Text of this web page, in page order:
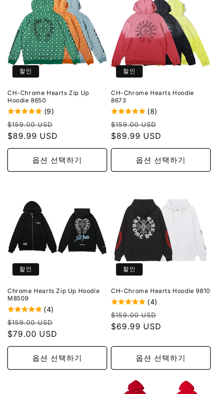
할인
CH-Chrome Hearts Zip Up
Hoodie 8650
(9)
정
가
$159.00 USD
가
$89.99 USD
옵션 선택하기
할인
CH-Chrome Hearts Hoodie
8673
(8)
정
가
$159.00 USD
가
$89.99 USD
옵션 선택하기
할인
Chrome Hearts Zip Up Hoodie
M8509
(4)
정
가
$159.00 USD
가
$79.00 USD
옵션 선택하기
할인
CH-Chrome Hearts Hoodie 9810
(4)
정
가
$159.00 USD
$69.99 USD
옵션 선택하기